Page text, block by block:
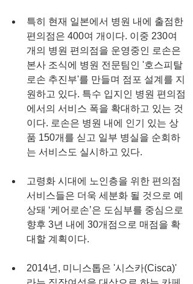
특히 현재 일본에서 병원 내에 출점한
편의점은 400여 개이다. 이중 230여
개의 병원 편의점을 운영중인 로손은
본사 조식에 병원 전문팀인 '호스피탈
로손 추진부'를 만들며 점포 설계를 지
원하고 있다. 특수 입지인 병원 편의점
에서의 서비스 폭을 확대하고 있는 것
이다. 로손은 병원 내에 인기 있는 상
품 150개를 싣고 일부 병실을 순회하
는 서비스도 실시하고 있다.
고령화 시대에 노인층을 위한 편의점
서비스들은 더욱 세분화 될 것으로 예
상돼 ‘케어로손’은 도심부를 중심으로
향후 3년 내에 30개점으로 매점을 확
대할 계획이다.
2014년, 미니스톱은 '시스카(Cisca)'